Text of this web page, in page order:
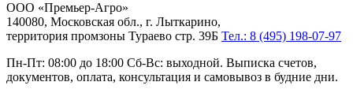
ООО «Премьер-Агро»
140080, Московская обл., г. Лыткарино,
территория промзоны Тураево стр. 39Б Тел.: 8 (495) 198-07-97
Пн-Пт: 08:00 до 18:00 Сб-Вс: выходной. Выписка счетов,
документов, оплата, консультация и самовывоз в будние дни.